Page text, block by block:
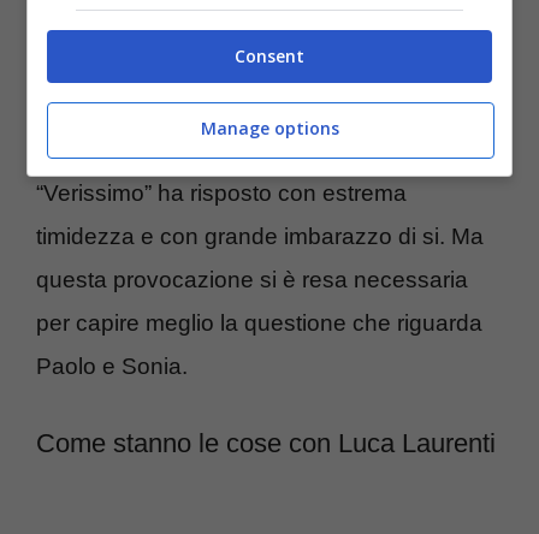
A lei Bonolis ha chiesto se faccia ancora
l’amorecon il suo illustre compagno, Pier
Silvio Berlusconi.
“Verissimo” ha risposto con estrema
timidezza e con grande imbarazzo di si. Ma
questa provocazione si è resa necessaria
per capire meglio la questione che riguarda
Paolo e Sonia.
Come stanno le cose con Luca Laurenti
Consent
Manage options